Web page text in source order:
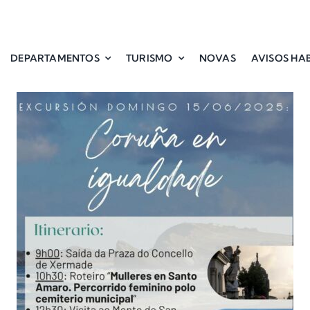
DEPARTAMENTOS TURISMO NOVAS AVISOS